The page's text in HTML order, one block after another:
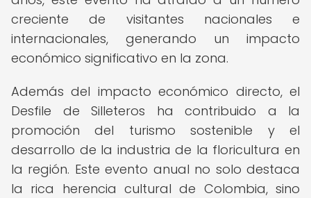
creciente de visitantes nacionales e
internacionales, generando un impacto
económico significativo en la zona.
Además del impacto económico directo, el
Desfile de Silleteros ha contribuido a la
promoción del turismo sostenible y el
desarrollo de la industria de la floricultura en
la región. Este evento anual no solo destaca
la rica herencia cultural de Colombia, sino